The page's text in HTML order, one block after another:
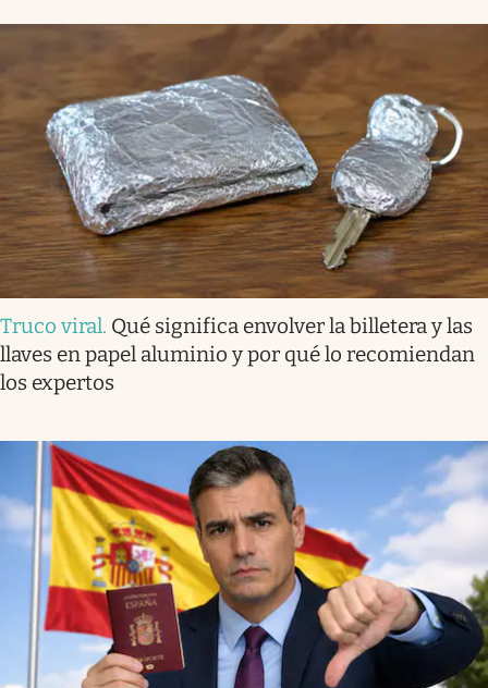
Truco viral. Qué significa envolver la billetera y las
llaves en papel aluminio y por qué lo recomiendan
los expertos